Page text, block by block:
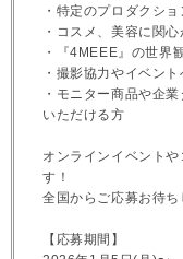
・特定のプロダクシ
・コスメ、美容に関
・『4MEEE』の世界
・撮影協力やイベン
・モニター商品や企
いただける方
オンラインイベント
す！
全国からご応募お待ち
【応募期間】